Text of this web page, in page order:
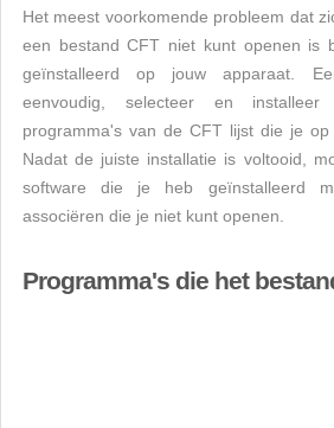
Het meest voorkomende probleem dat
een bestand CFT niet kunt openen is
geïnstalleerd op jouw apparaat.
eenvoudig, selecteer en
programma's van de CFT lijst die je op
Nadat de juiste installatie is voltooid,
software die je heb geïnstalleerd
associëren die je niet kunt openen.
Programma's die het